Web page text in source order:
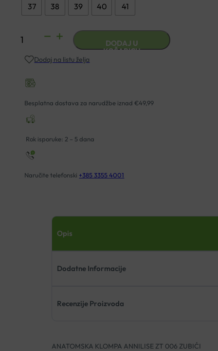
37 38 39 40 41
ANATOMSKA
ANNILISE
006
ZUBIĆI
DODAJ U
KOŠARICU
Dodaj na listu želja
Besplatna dostava za narudžbe iznad €49,99
Rok isporuke: 2 – 5 dana
Naručite telefonski +385 3355 4001
Opis
Dodatne Informacije
Recenzije Proizvoda
ANATOMSKA KLOMPA ANNILISE ZT 006 ZUBIĆI